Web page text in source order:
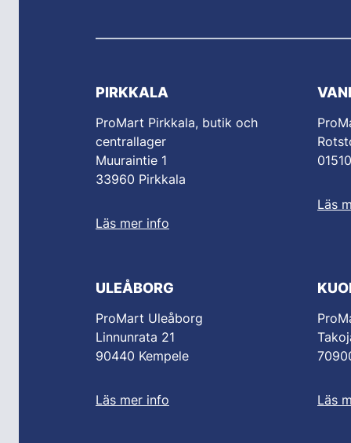
PIRKKALA
ProMart Pirkkala, butik och
centrallager
Muuraintie 1
33960 Pirkkala
Läs mer info
Läs
ULEÅBORG
ProMart Uleåborg
Linnunrata 21
90440 Kempele
Läs mer info Läs